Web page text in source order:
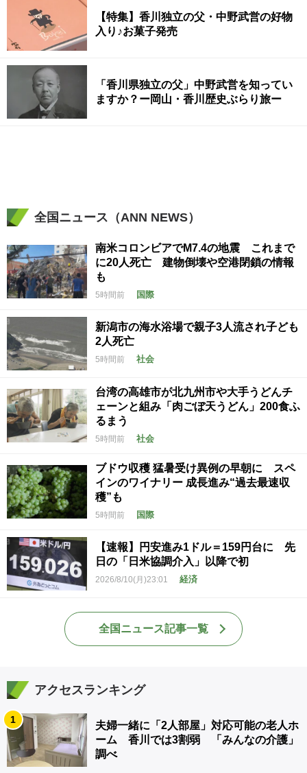
【特集】香川独立の父・中野武営の好物
入り♪お菓子発売
「香川県独立の父」中野武営を知ってい
ますか？ー岡山・香川歴史ぶらり旅ー
全国ニュース（ANN NEWS）
南米コロンビアでM7.4の地震 これまで
に20人死亡 建物倒壊や空港閉鎖の情報
も
5時間前 国際
新潟市の海水浴場で親子3人流され子ども
2人死亡
5時間前 社会
台湾の高雄市が北九州市や大手うどんチ
ェーンと組み「肉ごぼ天うどん」200食ふ
るまう
5時間前 社会
ブドウ収穫 猛暑受け異例の早朝に スペ
インのワイナリー 成長進み“過去最速収
穫”も
5時間前 国際
【速報】円安進み1ドル＝159円台に 先
日の「日米協調介入」以降で初
2026/8/10(月)23:01 経済
全国ニュース記事一覧
アクセスランキング
1
夫婦一緒に「2人部屋」対応可能の老人ホ
ーム 香川では3割弱 「みんなの介護」
調べ